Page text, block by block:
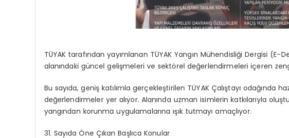
TÜYAK tarafından yayımlanan TÜYAK Yangın Mühendisliği Dergisi (E-
alanındaki güncel gelişmeleri ve sektörel değerlendirmeleri içeren
Bu sayıda, geniş katılımla gerçekleştirilen TÜYAK Çalıştayı odağında
değerlendirmeler yer alıyor. Alanında uzman isimlerin katkılarıyla
yangından korunma uygulamalarına ışık tutmayı amaçlıyor.
31. Sayıda Öne Çıkan Başlıca Konular